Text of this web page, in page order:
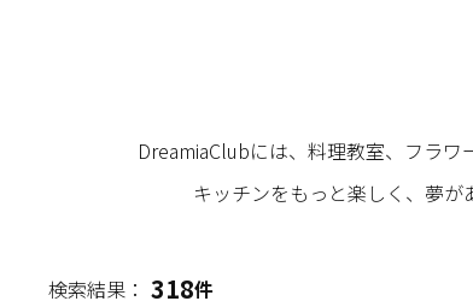
DreamiaClubには、料理教室、フラ
キッチンをもっと楽しく、夢
検索結果： 318件